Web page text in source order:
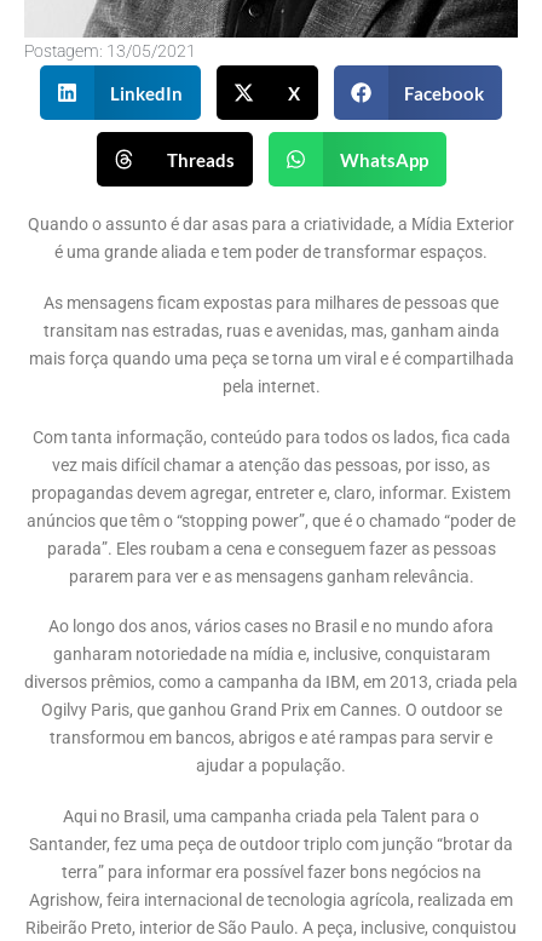
Postagem: 13/05/2021
LinkedIn X Facebook
Threads WhatsApp
Quando o assunto é dar asas para a criatividade, a Mídia Exterior
é uma grande aliada e tem poder de transformar espaços.
As mensagens ficam expostas para milhares de pessoas que
transitam nas estradas, ruas e avenidas, mas, ganham ainda
mais força quando uma peça se torna um viral e é compartilhada
pela internet.
Com tanta informação, conteúdo para todos os lados, fica cada
vez mais difícil chamar a atenção das pessoas, por isso, as
propagandas devem agregar, entreter e, claro, informar. Existem
anúncios que têm o “stopping power”, que é o chamado “poder de
parada”. Eles roubam a cena e conseguem fazer as pessoas
pararem para ver e as mensagens ganham relevância.
Ao longo dos anos, vários cases no Brasil e no mundo afora
ganharam notoriedade na mídia e, inclusive, conquistaram
diversos prêmios, como a campanha da IBM, em 2013, criada pela
Ogilvy Paris, que ganhou Grand Prix em Cannes. O outdoor se
transformou em bancos, abrigos e até rampas para servir e
ajudar a população.
Aqui no Brasil, uma campanha criada pela Talent para o
Santander, fez uma peça de outdoor triplo com junção “brotar da
terra” para informar era possível fazer bons negócios na
Agrishow, feira internacional de tecnologia agrícola, realizada em
Ribeirão Preto, interior de São Paulo. A peça, inclusive, conquistou